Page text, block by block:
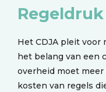
Regeldruk
Het CDJA pleit
het belang van een
overheid moet
kosten van regels